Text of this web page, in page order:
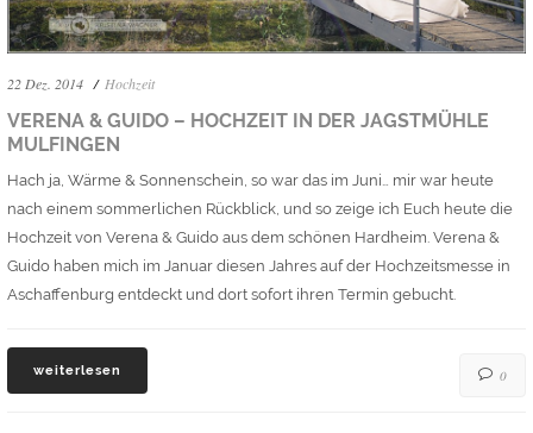
22 Dez. 2014 Hochzeit
VERENA & GUIDO – HOCHZEIT IN DER JAGSTMÜHLE
MULFINGEN
Hach ja, Wärme & Sonnenschein, so war das im Juni… mir war heute
nach einem sommerlichen Rückblick, und so zeige ich Euch heute die
Hochzeit von Verena & Guido aus dem schönen Hardheim. Verena &
Guido haben mich im Januar diesen Jahres auf der Hochzeitsmesse in
Aschaffenburg entdeckt und dort sofort ihren Termin gebucht.
weiterlesen 0